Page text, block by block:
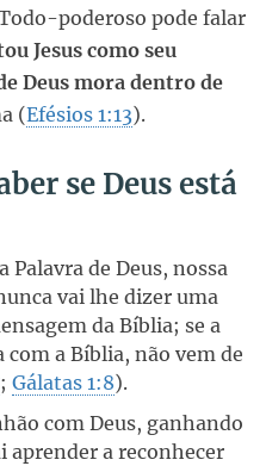
poderoso pode falar
Jesus como seu
Deus mora dentro de
(Efésios 1:13).
se Deus está
Palavra de Deus, nossa
vai lhe dizer uma
da Bíblia; se a
a Bíblia, não vem de
; Gálatas 1:8).
com Deus, ganhando
aprender a reconhecer